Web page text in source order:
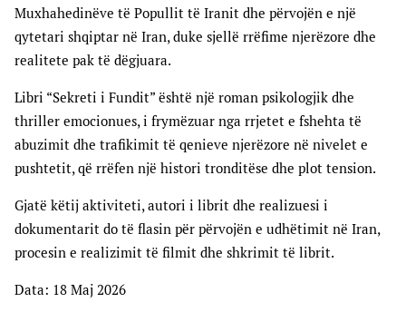
Muxhahedinëve të Popullit të Iranit dhe përvojën e një
qytetari shqiptar në Iran, duke sjellë rrëfime njerëzore dhe
realitete pak të dëgjuara.
Libri “Sekreti i Fundit” është një roman psikologjik dhe
thriller emocionues, i frymëzuar nga rrjetet e fshehta të
abuzimit dhe trafikimit të qenieve njerëzore në nivelet e
pushtetit, që rrëfen një histori tronditëse dhe plot tension.
Gjatë këtij aktiviteti, autori i librit dhe realizuesi i
dokumentarit do të flasin për përvojën e udhëtimit në Iran,
procesin e realizimit të filmit dhe shkrimit të librit.
Data: 18 Maj 2026